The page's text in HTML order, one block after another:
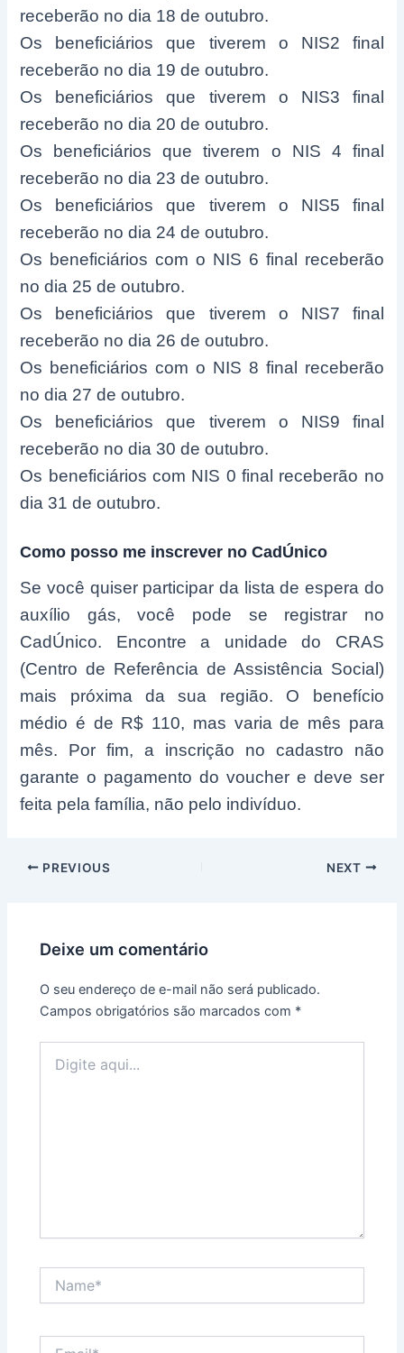
receberão no dia 18 de outubro.
Os beneficiários que tiverem o NIS2 final
receberão no dia 19 de outubro.
Os beneficiários que tiverem o NIS3 final
receberão no dia 20 de outubro.
Os beneficiários que tiverem o NIS 4 final
receberão no dia 23 de outubro.
Os beneficiários que tiverem o NIS5 final
receberão no dia 24 de outubro.
Os beneficiários com o NIS 6 final receberão
no dia 25 de outubro.
Os beneficiários que tiverem o NIS7 final
receberão no dia 26 de outubro.
Os beneficiários com o NIS 8 final receberão
no dia 27 de outubro.
Os beneficiários que tiverem o NIS9 final
receberão no dia 30 de outubro.
Os beneficiários com NIS 0 final receberão no
dia 31 de outubro.
Como posso me inscrever no CadÚnico
Se você quiser participar da lista de espera do
auxílio gás, você pode se registrar no
CadÚnico. Encontre a unidade do CRAS
(Centro de Referência de Assistência Social)
mais próxima da sua região. O benefício
médio é de R$ 110, mas varia de mês para
mês. Por fim, a inscrição no cadastro não
garante o pagamento do voucher e deve ser
feita pela família, não pelo indivíduo.
Post
PREVIOUS NEXT
Deixe um comentário
O seu endereço de e-mail não será publicado.
Campos obrigatórios são marcados com *
aqui...